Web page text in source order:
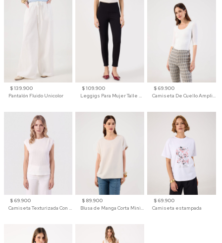
$ 139.900
Pantalón Fluido Unicolor
$ 109.900
$ 69.900
$ 69.900
Camiseta Texturizada Con Hombro Caído Para Mujer
$ 89.900
Blusa de Manga Corta Minimalista para Mujer
$ 69.900
Camiseta estampada